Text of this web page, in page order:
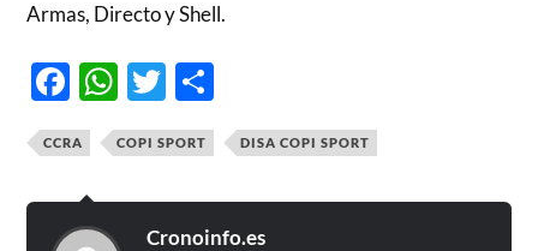
Armas, Directo y Shell.
Facebook
WhatsApp
Twitter
CCRA COPI SPORT DISA COPI SPORT
Cronoinfo.es